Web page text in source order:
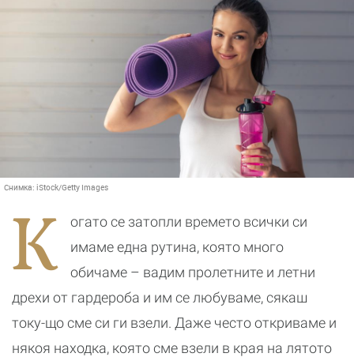
Снимка: iStock/Getty Images
К
огато се затопли времето всички си
имаме една рутина, която много
обичаме – вадим пролетните и летни
дрехи от гардероба и им се любуваме, сякаш
току-що сме си ги взели. Даже често откриваме и
някоя находка, която сме взели в края на лятото